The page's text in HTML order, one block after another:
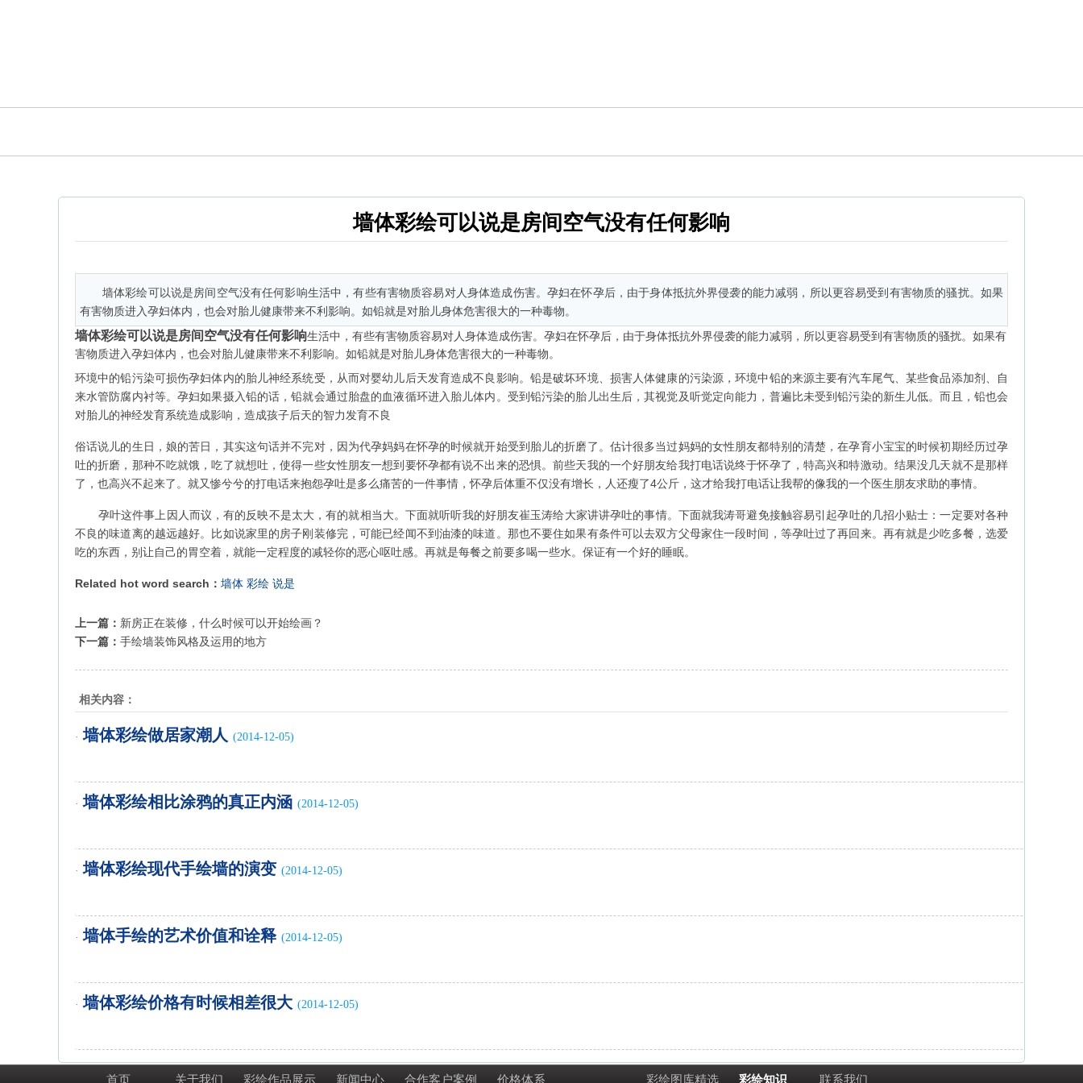
墙体彩绘可以说是房间空气没有任何影响
墙体彩绘可以说是房间空气没有任何影响生活中，有些有害物质容易对人身体造成伤害。孕妇在怀孕后，由于身体抵抗外界侵袭的能力减弱，所以更容易受到有害物质的骚扰。如果
有害物质进入孕妇体内，也会对胎儿健康带来不利影响。如铅就是对胎儿身体危害很大的一种毒物。
墙体彩绘可以说是房间空气没有任何影响生活中，有些有害物质容易对人身体造成伤害。孕妇在怀孕后，由于身体抵抗外界侵袭的能力减弱，所以更容易受到有害物质的骚扰。如果有
害物质进入孕妇体内，也会对胎儿健康带来不利影响。如铅就是对胎儿身体危害很大的一种毒物。
环境中的铅污染可损伤孕妇体内的胎儿神经系统受，从而对婴幼儿后天发育造成不良影响。铅是破坏环境、损害人体健康的污染源，环境中铅的来源主要有汽车尾气、某些食品添加剂、自
来水管防腐内衬等。孕妇如果摄入铅的话，铅就会通过胎盘的血液循环进入胎儿体内。受到铅污染的胎儿出生后，其视觉及听觉定向能力，普遍比未受到铅污染的新生儿低。而且，铅也会
对胎儿的神经发育系统造成影响，造成孩子后天的智力发育不良
俗话说儿的生日，娘的苦日，其实这句话并不完对，因为代孕妈妈在怀孕的时候就开始受到胎儿的折磨了。估计很多当过妈妈的女性朋友都特别的清楚，在孕育小宝宝的时候初期经历过孕
吐的折磨，那种不吃就饿，吃了就想吐，使得一些女性朋友一想到要怀孕都有说不出来的恐惧。前些天我的一个好朋友给我打电话说终于怀孕了，特高兴和特激动。结果没几天就不是那样
了，也高兴不起来了。就又惨兮兮的打电话来抱怨孕吐是多么痛苦的一件事情，怀孕后体重不仅没有增长，人还瘦了4公斤，这才给我打电话让我帮的像我的一个医生朋友求助的事情。
孕叶这件事上因人而议，有的反映不是太大，有的就相当大。下面就听听我的好朋友崔玉涛给大家讲讲孕吐的事情。下面就我涛哥避免接触容易引起孕吐的几招小贴士：一定要对各种
不良的味道离的越远越好。比如说家里的房子刚装修完，可能已经闻不到油漆的味道。那也不要住如果有条件可以去双方父母家住一段时间，等孕吐过了再回来。再有就是少吃多餐，选爱
吃的东西，别让自己的胃空着，就能一定程度的减轻你的恶心呕吐感。再就是每餐之前要多喝一些水。保证有一个好的睡眠。
Related hot word search： 墙体 彩绘 说是
上一篇： 新房正在装修，什么时候可以开始绘画？
下一篇： 手绘墙装饰风格及运用的地方
相关内容：
· 墙体彩绘做居家潮人 (2014-12-05)
· 墙体彩绘相比涂鸦的真正内涵 (2014-12-05)
· 墙体彩绘现代手绘墙的演变 (2014-12-05)
· 墙体手绘的艺术价值和诠释 (2014-12-05)
· 墙体彩绘价格有时候相差很大 (2014-12-05)
首页 关于我们 彩绘作品展示 新闻中心 合作客户案例 价格体系 彩绘图库精选 彩绘知识 联系我们